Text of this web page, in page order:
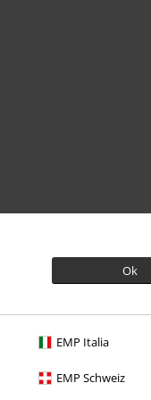
Ok
EMP Italia
EMP Schweiz